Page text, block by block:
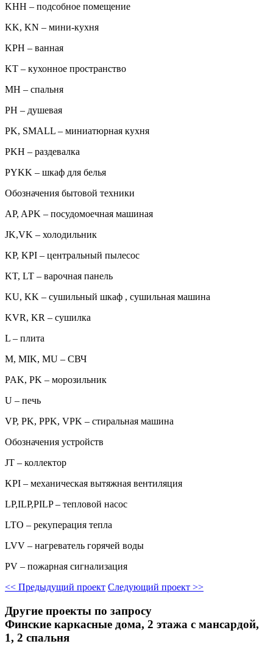
KHH – подсобное помещение
KK, KN – мини-кухня
KPH – ванная
KT – кухонное пространство
MH – спальня
PH – душевая
PK, SMALL – миниатюрная кухня
PKH – раздевалка
PYKK – шкаф для белья
Обозначения бытовой техники
AP, APK – посудомоечная машиная
JK,VK – холодильник
KP, KPI – центральный пылесос
KT, LT – варочная панель
KU, KK – сушильный шкаф , сушильная машина
KVR, KR – сушилка
L – плита
M, MIK, MU – СВЧ
PAK, PK – морозильник
U – печь
VP, PK, PPK, VPK – стиральная машина
Обозначения устройств
JT – коллектор
KPI – механическая вытяжная вентиляция
LP,ILP,PILP – тепловой насос
LTO – рекуперация тепла
LVV – нагреватель горячей воды
PV – пожарная сигнализация
<< Предыдущий проект Следующий проект >>
Другие проекты по запросу
Финские каркасные дома, 2 этажа с мансардой,
1, 2 спальня